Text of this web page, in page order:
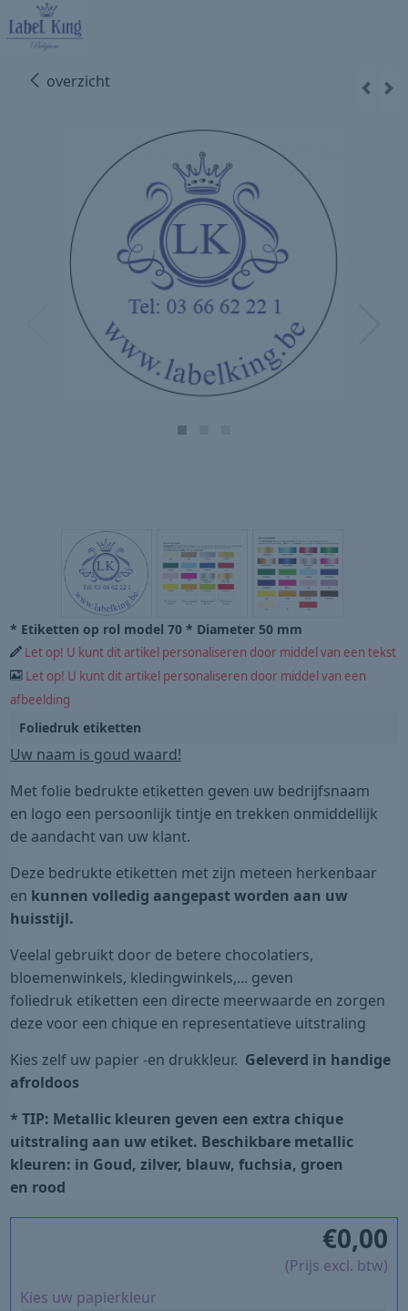
overzicht
* Etiketten op rol model 70 * Diameter 50 mm
Let op! U kunt dit artikel personaliseren door middel van een tekst
Let op! U kunt dit artikel personaliseren door middel van een
afbeelding
Foliedruk etiketten
Uw naam is goud waard!
Met folie bedrukte etiketten geven uw bedrijfsnaam
en logo een persoonlijk tintje en trekken onmiddellijk
de aandacht van uw klant.
Deze bedrukte etiketten met zijn meteen herkenbaar
en kunnen volledig aangepast worden aan uw
huisstijl.
Veelal gebruikt door de betere chocolatiers,
bloemenwinkels, kledingwinkels,... geven
foliedruk etiketten een directe meerwaarde en zorgen
deze voor een chique en representatieve uitstraling
Kies zelf uw papier -en drukkleur. Geleverd in handige
afroldoos
* TIP: Metallic kleuren geven een extra chique
uitstraling aan uw etiket. Beschikbare metallic
kleuren: in Goud, zilver, blauw, fuchsia, groen
en rood
€0,00
(Prijs excl. btw)
Kies uw papierkleur